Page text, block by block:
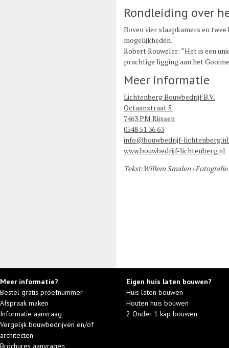
Rondleiding over
Boven vier slaapkamers en
mogelijkheden.
Robert Rouweler: “Het is een
prachtige ligging aan het
Meer informatie
Lichtenberg Bouwbedrijf B.V.
Octaanstraat 5
7463 PM Rijssen
0548 51 36 63
info@bouwbedrijf-lichtenberg.nl
www.bouwbedrijf-lichtenberg.nl
Tekst:Willem Smalen |
Meer informatie?
Bestel gratis proefnummer
Afspraak maken
Informatie aanvraag
Vergelijk bouwbedrijven en/of
architecten
Brochures aanvragen
Eigen huis laten bouwen?
Huis laten bouwen
Houten huis bouwen
2 Onder 1 kap bouwen